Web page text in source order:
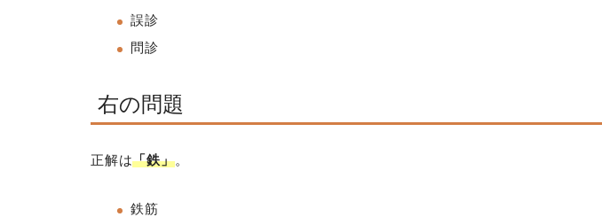
誤診
問診
右の問題
正解は「鉄」。
鉄筋